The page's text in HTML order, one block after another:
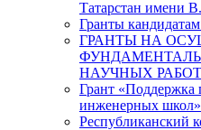
Татарстан имени
Гранты
ГРАНТЫ НА
НАУЧНЫХ РАБОТ
Грант «Поддержка
инженерных школ»
Республиканский